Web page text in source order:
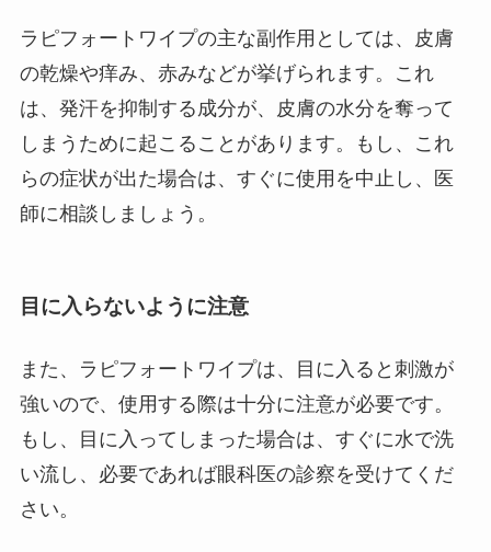
ラピフォートワイプの主な副作用としては、皮膚
の乾燥や痒み、赤みなどが挙げられます。これ
は、発汗を抑制する成分が、皮膚の水分を奪って
しまうために起こることがあります。もし、これ
らの症状が出た場合は、すぐに使用を中止し、医
師に相談しましょう。
目に入らないように注意
また、ラピフォートワイプは、目に入ると刺激が
強いので、使用する際は十分に注意が必要です。
もし、目に入ってしまった場合は、すぐに水で洗
い流し、必要であれば眼科医の診察を受けてくだ
さい。